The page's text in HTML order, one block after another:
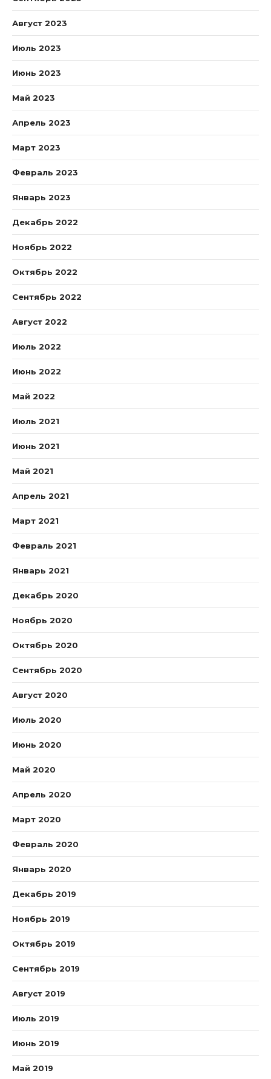
Август 2023
Июль 2023
Июнь 2023
Май 2023
Апрель 2023
Март 2023
Февраль 2023
Январь 2023
Декабрь 2022
Ноябрь 2022
Октябрь 2022
Сентябрь 2022
Август 2022
Июль 2022
Июнь 2022
Май 2022
Июль 2021
Июнь 2021
Май 2021
Апрель 2021
Март 2021
Февраль 2021
Январь 2021
Декабрь 2020
Ноябрь 2020
Октябрь 2020
Сентябрь 2020
Август 2020
Июль 2020
Июнь 2020
Май 2020
Апрель 2020
Март 2020
Февраль 2020
Январь 2020
Декабрь 2019
Ноябрь 2019
Октябрь 2019
Сентябрь 2019
Август 2019
Июль 2019
Июнь 2019
Май 2019